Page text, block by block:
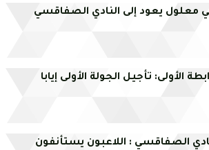
معلول يعود إلى النادي الصفاقسي
الأولى: تأجيل الجولة الأولى إيابا
الصفاقسي : اللاعبون يستأنفون